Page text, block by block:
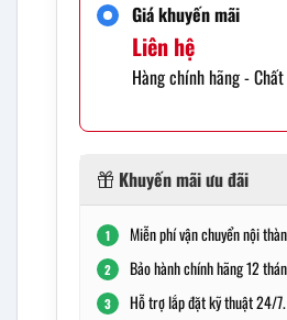
Giá khuyến mãi
Liên hệ
Hàng chính hãng -
Khuyến mãi ưu đãi
1 Miễn phí vận chuyển nội
2 Bảo hành chính hãng 12
3 Hỗ trợ lắp đặt kỹ thuật 24/7.